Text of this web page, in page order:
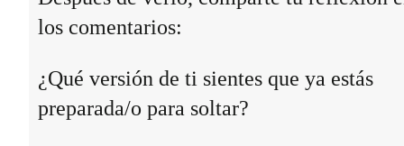
los comentarios:
¿Qué versión de ti sientes que ya estás
preparada/o para soltar?